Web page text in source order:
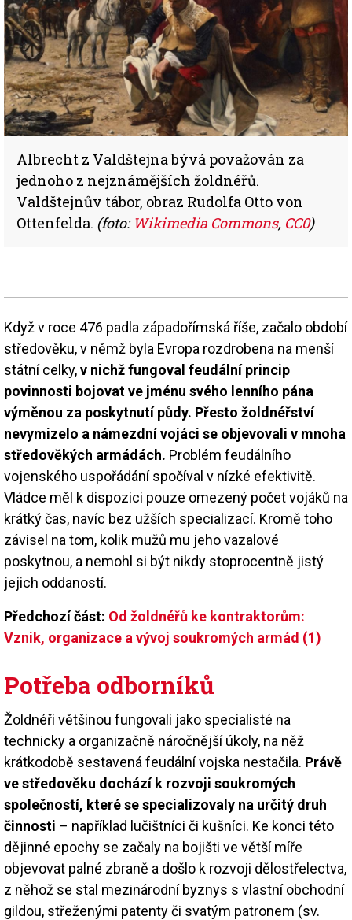
Albrecht z Valdštejna bývá považován za
jednoho z nejznámějších žoldnéřů.
Valdštejnův tábor, obraz Rudolfa Otto von
Ottenfelda. (foto: Wikimedia Commons, CC0)
Když v roce 476 padla západořímská říše, začalo období
středověku, v němž byla Evropa rozdrobena na menší
státní celky,v nichž fungoval feudální princip
povinnosti bojovat ve jménu svého lenního pána
výměnou za poskytnutí půdy. Přesto žoldnéřství
nevymizelo a námezdní vojáci se objevovali v mnoha
středověkých armádách. Problém feudálního
vojenského uspořádání spočíval v nízké efektivitě.
Vládce měl k dispozici pouze omezený počet vojáků na
krátký čas, navíc bez užších specializací. Kromě toho
závisel na tom, kolik mužů mu jeho vazalové
poskytnou, a nemohl si být nikdy stoprocentně jistý
jejich oddaností.
Předchozí část: Od žoldnéřů ke kontraktorům:
Vznik, organizace a vývoj soukromých armád (1)
Potřeba odborníků
Žoldnéři většinou fungovali jako specialisté na
technicky a organizačně náročnější úkoly, na něž
krátkodobě sestavená feudální vojska nestačila. Právě
ve středověku dochází k rozvoji soukromých
společností, které se specializovaly na určitý druh
činnosti – například lučištníci či kušníci. Ke konci této
dějinné epochy se začaly na bojišti ve větší míře
objevovat palné zbraně a došlo k rozvoji dělostřelectva,
z něhož se stal mezinárodní byznys s vlastní obchodní
gildou, střeženými patenty či svatým patronem (sv.